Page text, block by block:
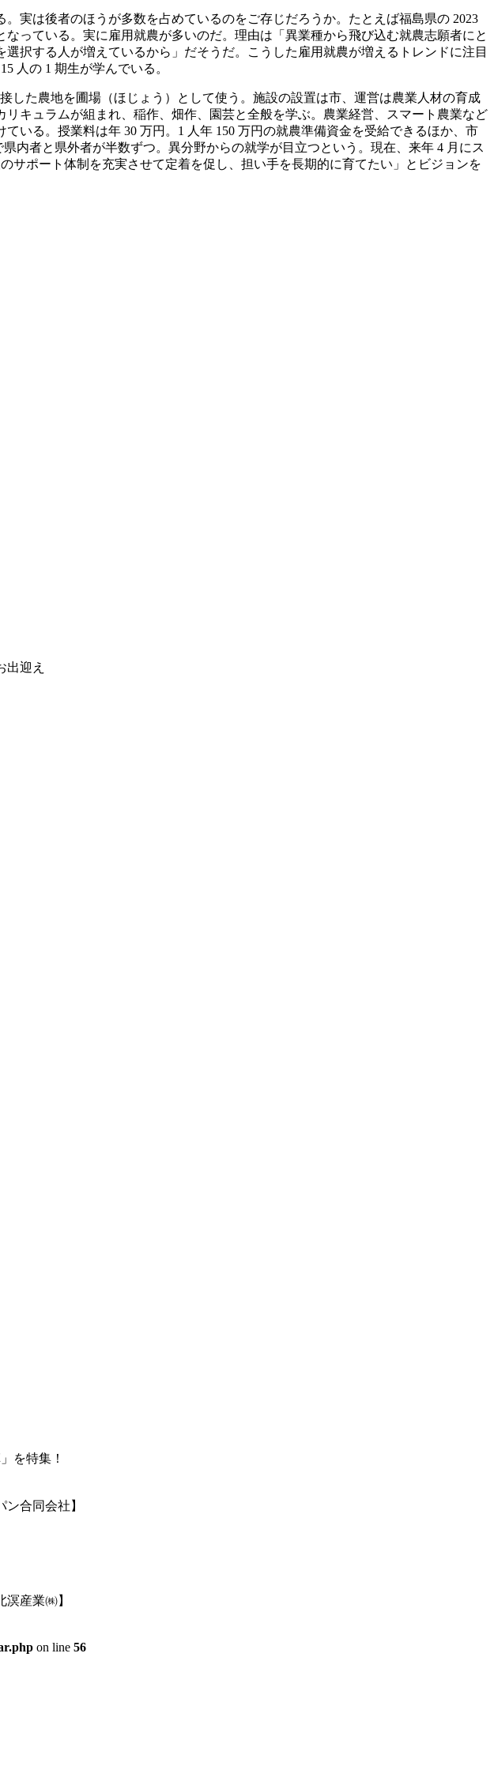
実は後者のほうが多数を占めているのをご存じだろうか。たとえば福島県の 2023
っている。実に雇用就農が多いのだ。理由は「異業種から飛び込む就農志願者にと
択する人が増えているから」だそうだ。こうした雇用就農が増えるトレンドに注目
人の 1 期生が学んでいる。
した農地を圃場（ほじょう）として使う。施設の設置は市、運営は農業人材の育成
キュラムが組まれ、稲作、畑作、園芸と全般を学ぶ。農業経営、スマート農業など
いる。授業料は年 30 万円。1 人年 150 万円の就農準備資金を受給できるほか、市
内者と県外者が半数ずつ。異分野からの就学が目立つという。現在、来年 4 月にス
サポート体制を充実させて定着を促し、担い手を長期的に育てたい」とビジョンを
出迎え
を特集！
合同会社】
産業㈱】
on line 56